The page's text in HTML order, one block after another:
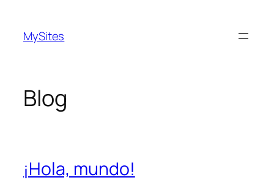
contenido
MySites
Blog
¡Hola, mundo!